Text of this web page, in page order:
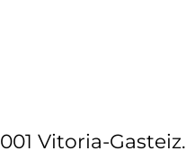
Vitoria-Gasteiz.